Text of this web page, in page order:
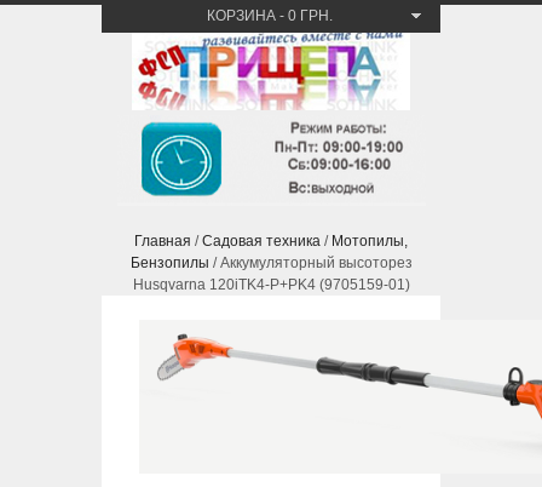
КОРЗИНА - 0 ГРН.
Главная /Садовая техника / Мотопилы,
Бензопилы / Аккумуляторный высоторез
Husqvarna 120iTK4-P+PK4 (9705159-01)